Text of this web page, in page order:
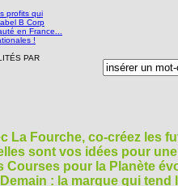
La Fourche, co-créez les
sont vos idées pour
Courses pour la Planète
: la marque qui